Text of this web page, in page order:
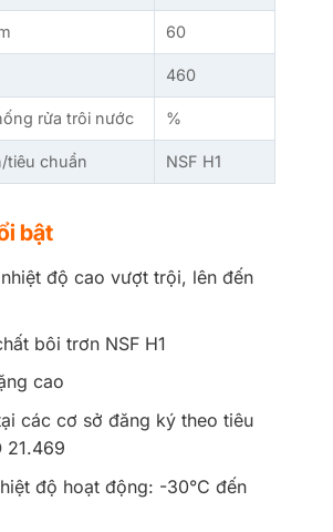
60
460
rửa trôi nước %
tiêu chuẩn NSF H1
bật
độ cao vượt trội, lên đến
bôi trơn NSF H1
cao
các cơ sở đăng ký theo tiêu
21.469
độ hoạt động: -30°C đến